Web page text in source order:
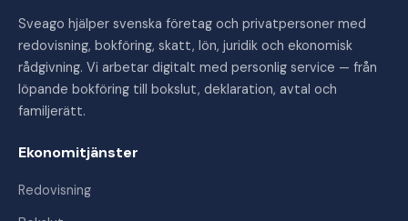
Sveago hjälper svenska företag och privatpersoner med
redovisning, bokföring, skatt, lön, juridik och ekonomisk
rådgivning. Vi arbetar digitalt med personlig service — från
löpande bokföring till bokslut, deklaration, avtal och
familjerätt.
Ekonomitjänster
Redovisning